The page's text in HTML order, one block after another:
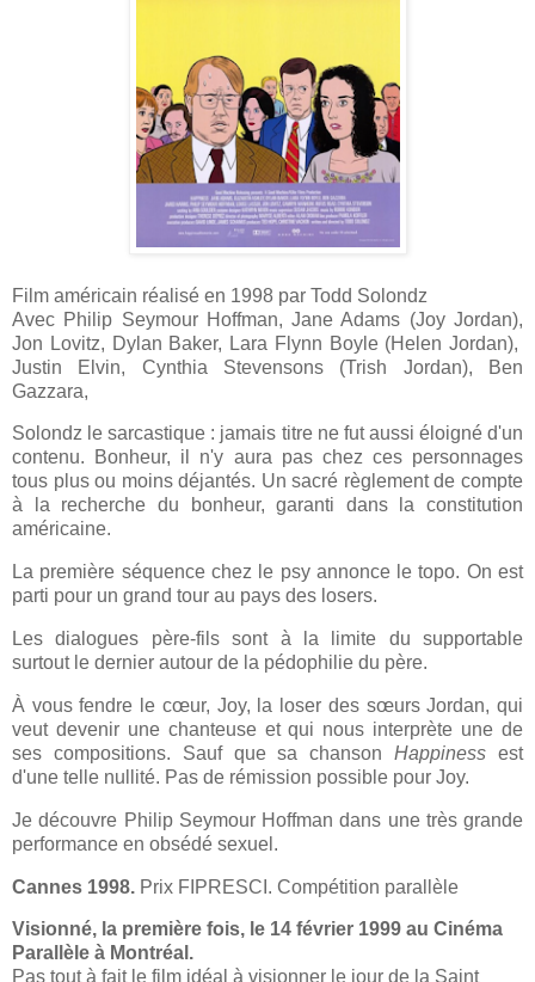
Film américain réalisé en 1998 par Todd Solondz
Avec Philip Seymour Hoffman, Jane Adams (Joy Jordan),
Jon Lovitz, Dylan Baker, Lara Flynn Boyle (Helen Jordan),
Justin Elvin, Cynthia Stevensons (Trish Jordan), Ben
Gazzara,
Solondz le sarcastique : jamais titre ne fut aussi éloigné d'un
contenu. Bonheur, il n'y aura pas chez ces personnages
tous plus ou moins déjantés. Un sacré règlement de compte
à la recherche du bonheur, garanti dans la constitution
américaine.
La première séquence chez le psy annonce le topo. On est
parti pour un grand tour au pays des losers.
Les dialogues père-fils sont à la limite du supportable
surtout le dernier autour de la pédophilie du père.
À vous fendre le cœur, Joy, la loser des sœurs Jordan, qui
veut devenir une chanteuse et qui nous interprète une de
ses compositions. Sauf que sa chansonHappinessest
d'une telle nullité. Pas de rémission possible pour Joy.
Je découvre Philip Seymour Hoffman dans une très grande
performance en obsédé sexuel.
Cannes 1998. Prix FIPRESCI. Compétition parallèle
Visionné, la première fois, le 14 février 1999 au Cinéma
Parallèle à Montréal.
Pas tout à fait le film idéal à visionner le jour de la Saint